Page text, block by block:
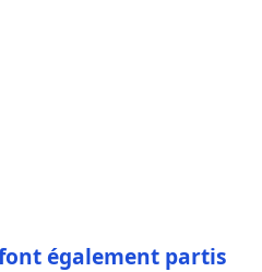
également partis